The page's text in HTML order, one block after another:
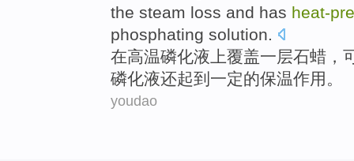
the steam loss and has heat-
phosphating solution.
在高温磷化液 上覆盖一层石蜡 ，
磷化液还起到 一定的保温作用 。
youdao